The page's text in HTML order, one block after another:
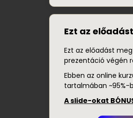
Ezt az
Ezt az előadást
prezentáció végén
Ebben az online
tartalmában
A slide-okat